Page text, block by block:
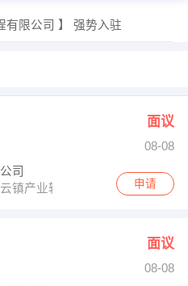
有限公司 】 强势入驻
师 ] 招聘信息
有限公司 】 强势入驻
面议
08-08
司
镇产业转移园
申请
面议
08-08